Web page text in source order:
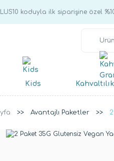
TL ve üzeri alışverişlerinizde
Kids
Avantajlı Paketler